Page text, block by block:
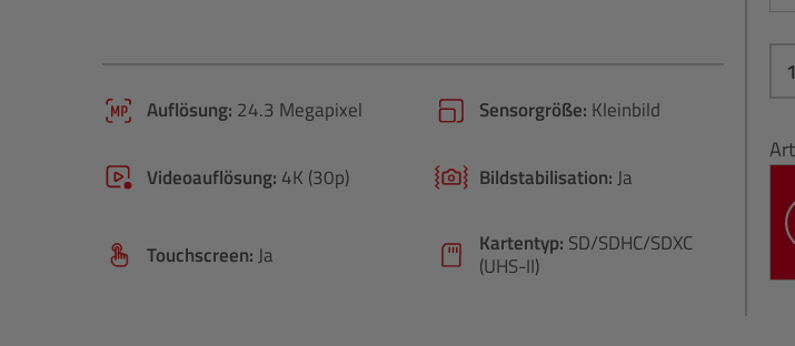
Auflösung: 24.3 Megapixel Sensorgröße: Kleinbild
Videoauflösung: 4K (30p) Bildstabilisation:Ja
Touchscreen:Ja Kartentyp: SD/​SDHC/​SDXC
(UHS-II)